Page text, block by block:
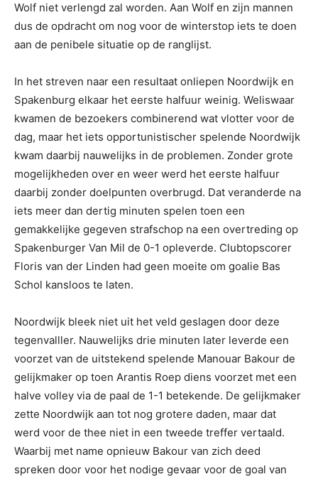
Wolf niet verlengd zal worden. Aan Wolf en zijn mannen
dus de opdracht om nog voor de winterstop iets te doen
aan de penibele situatie op de ranglijst.
In het streven naar een resultaat onliepen Noordwijk en
Spakenburg elkaar het eerste halfuur weinig. Weliswaar
kwamen de bezoekers combinerend wat vlotter voor de
dag, maar het iets opportunistischer spelende Noordwijk
kwam daarbij nauwelijks in de problemen. Zonder grote
mogelijkheden over en weer werd het eerste halfuur
daarbij zonder doelpunten overbrugd. Dat veranderde na
iets meer dan dertig minuten spelen toen een
gemakkelijke gegeven strafschop na een overtreding op
Spakenburger Van Mil de 0-1 opleverde. Clubtopscorer
Floris van der Linden had geen moeite om goalie Bas
Schol kansloos te laten.
Noordwijk bleek niet uit het veld geslagen door deze
tegenvalller. Nauwelijks drie minuten later leverde een
voorzet van de uitstekend spelende Manouar Bakour de
gelijkmaker op toen Arantis Roep diens voorzet met een
halve volley via de paal de 1-1 betekende. De gelijkmaker
zette Noordwijk aan tot nog grotere daden, maar dat
werd voor de thee niet in een tweede treffer vertaald.
Waarbij met name opnieuw Bakour van zich deed
spreken door voor het nodige gevaar voor de goal van